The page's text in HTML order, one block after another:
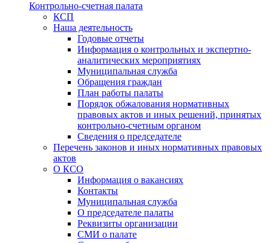
Контрольно-счетная палата
КСП
Наша деятельность
Годовые отчеты
Информация о контрольных и экспертно-
аналитических мероприятиях
Муниципальная служба
Обращения граждан
План работы палаты
Порядок обжалования нормативных
правовых актов и иных решений, принятых
контрольно-счетным органом
Сведения о председателе
Перечень законов и иных нормативных правовых
актов
О КСО
Информация о вакансиях
Контакты
Муниципальная служба
О председателе палаты
Реквизиты организации
СМИ о палате